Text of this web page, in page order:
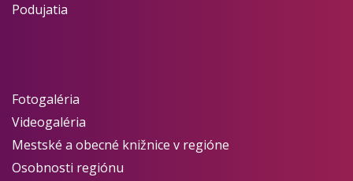
Podujatia
Fotogaléria
Videogaléria
Mestské a obecné knižnice v regióne
Osobnosti regiónu